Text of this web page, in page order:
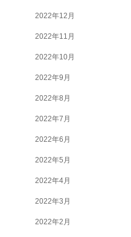
2022年12月
2022年11月
2022年10月
2022年9月
2022年8月
2022年7月
2022年6月
2022年5月
2022年4月
2022年3月
2022年2月